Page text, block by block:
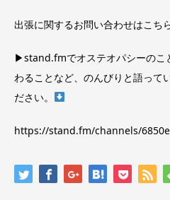
出張に関するお問い合わせはこち
▶︎stand.fmでオステオパシーのこ
わることなど、のんびりと語って
ださい。
https://stand.fm/channels/